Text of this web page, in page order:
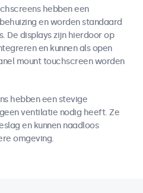
hebben een
en worden standaard
De displays zijn hierdoor op
en kunnen als open
mount touchscreen worden
hebben een stevige
ventilatie nodig heeft. Ze
en kunnen naadloos
omgeving.